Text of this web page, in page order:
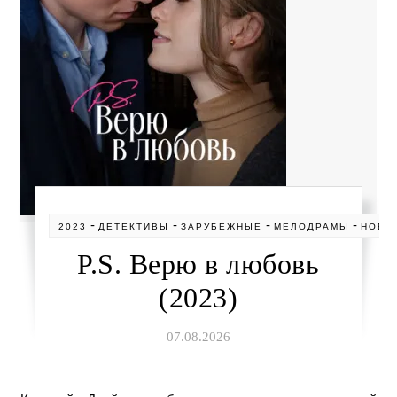
2023 - ДЕТЕКТИВЫ -ЗАРУБЕЖНЫЕ -МЕЛОДРАМЫ -
P.S. Верю в любовь
(2023)
07.08.2026